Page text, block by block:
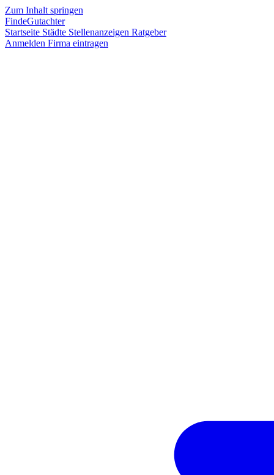
Zum Inhalt springen
FindeGutachter
Startseite Städte Stellenanzeigen Ratgeber
Anmelden Firma eintragen